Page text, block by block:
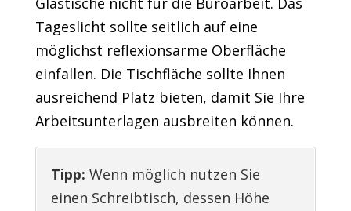
Tageslicht sollte seitlich auf eine
möglichst reflexionsarme Oberfläche
einfallen. Die Tischfläche sollte Ihnen
ausreichend Platz bieten, damit Sie Ihre
Arbeitsunterlagen ausbreiten können.
Tipp: Wenn möglich nutzen Sie
einen Schreibtisch, dessen Höhe